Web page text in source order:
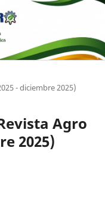
- diciembre 2025)
Agro
2025)